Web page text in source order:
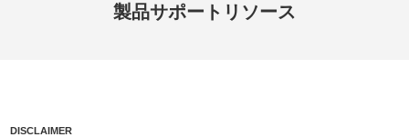
製品サポート リソース
DISCLAIMER